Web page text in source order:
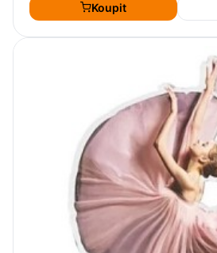
Koupit